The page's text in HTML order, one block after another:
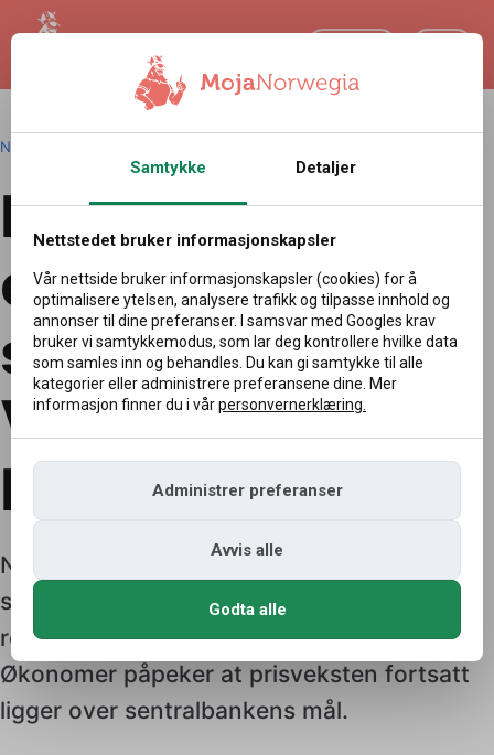
Norsk
Nye data kan
endre
situasjonen.
Viktig test foran
Norges Bank
Norge venter på nye inflasjonstall. Tallene
som publiseres 10. juli 2026 kan påvirke
rentebeslutningen allerede i august.
Økonomer påpeker at prisveksten fortsatt
ligger over sentralbankens mål.
Samtykke Detaljer
Nettstedet bruker informasjonskapsler
Vår nettside bruker informasjonskapsler (cookies) for å
optimalisere ytelsen, analysere trafikk og tilpasse innhold og
annonser til dine preferanser. I samsvar med Googles krav
bruker vi samtykkemodus, som lar deg kontrollere hvilke data
som samles inn og behandles. Du kan gi samtykke til alle
kategorier eller administrere preferansene dine. Mer
informasjon finner du i vårpersonvernerklæring.
Administrer preferanser
Avvis alle
Godta alle